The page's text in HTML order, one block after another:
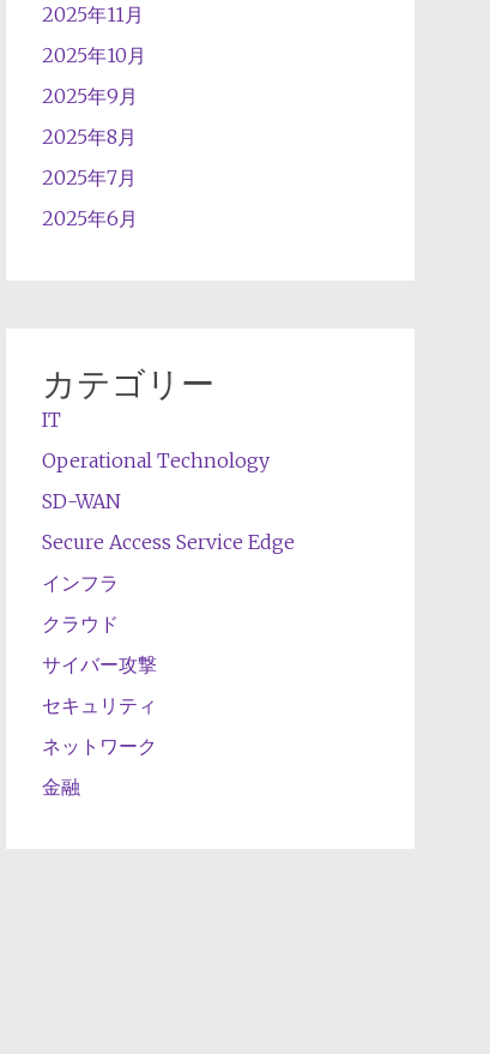
2025年11月
2025年10月
2025年9月
2025年8月
2025年7月
2025年6月
カテゴリー
IT
Operational Technology
SD-WAN
Secure Access Service Edge
インフラ
クラウド
サイバー攻撃
セキュリティ
ネットワーク
金融